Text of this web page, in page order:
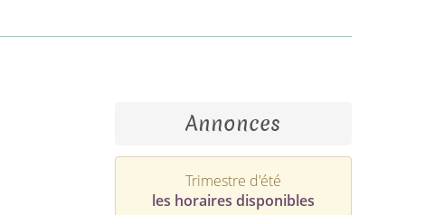
Annonces
Trimestre d'été
les horaires disponibles